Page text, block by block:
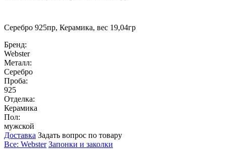
Серебро 925пр, Керамика, вес 19,04гр
Бренд:
Webster
Металл:
Серебро
Проба:
925
Отделка:
Керамика
Пол:
мужской
Доставка Задать вопрос по товару
Все: Webster Запонки и заколки